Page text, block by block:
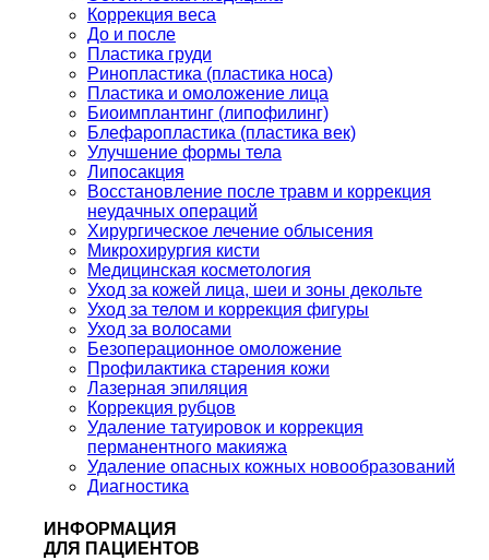
Коррекция веса
До и после
Пластика груди
Ринопластика (пластика носа)
Пластика и омоложение лица
Биоимплантинг (липофилинг)
Блефаропластика (пластика век)
Улучшение формы тела
Липосакция
Восстановление после травм и коррекция
неудачных операций
Хирургическое лечение облысения
Микрохирургия кисти
Медицинская косметология
Уход за кожей лица, шеи и зоны декольте
Уход за телом и коррекция фигуры
Уход за волосами
Безоперационное омоложение
Профилактика старения кожи
Лазерная эпиляция
Коррекция рубцов
Удаление татуировок и коррекция
перманентного макияжа
Удаление опасных кожных новообразований
Диагностика
ИНФОРМАЦИЯ
ДЛЯ ПАЦИЕНТОВ